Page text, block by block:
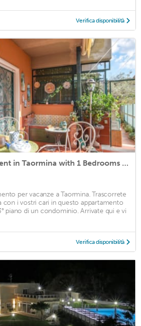
Verifica disponibilità
Awesome apartment in Taormina with 1 Bedrooms and WiFi
per vacanze a Taormina. Trascorrete
con i vostri cari in questo appartamento
piano di un condominio. Arrivate qui e vi
Verifica disponibilità